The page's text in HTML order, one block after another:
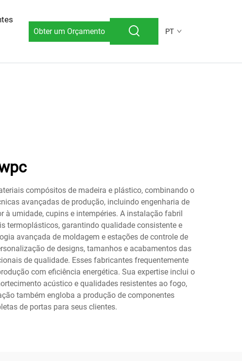
Obter um Orçamento PT
compósitos de madeira e plástico, combinando o
avançadas de produção, incluindo engenharia de
à umidade, cupins e intempéries. A instalação fabril
termoplásticos, garantindo qualidade consistente e
avançada de moldagem e estações de controle de
de designs, tamanhos e acabamentos das
de qualidade. Esses fabricantes frequentemente
com eficiência energética. Sua expertise inclui o
acústico e qualidades resistentes ao fogo,
também engloba a produção de componentes
de portas para seus clientes.